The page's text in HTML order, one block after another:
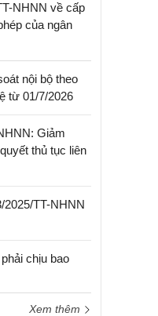
NHNN về cấp
của ngân
nội bộ theo
từ 01/7/2026
Giảm
thủ tục liên
TT-NHNN
chịu bao
Xem thêm